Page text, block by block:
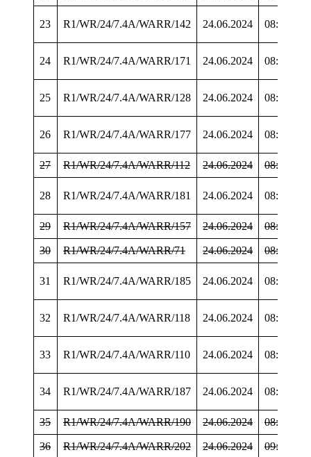
23 R1/WR/24/7.4A/WARR/142 24.06.2024 08:34:52
24 R1/WR/24/7.4A/WARR/171 24.06.2024 08:34:56
25 R1/WR/24/7.4A/WARR/128 24.06.2024 08:35:34
26 R1/WR/24/7.4A/WARR/177 24.06.2024 08:36:08
27 R1/WR/24/7.4A/WARR/112 24.06.2024 08:36:51
28 R1/WR/24/7.4A/WARR/181 24.06.2024 08:43:10
29 R1/WR/24/7.4A/WARR/157 24.06.2024 08:52:57
30 R1/WR/24/7.4A/WARR/71 24.06.2024 08:53:38
31 R1/WR/24/7.4A/WARR/185 24.06.2024 08:53:46
32 R1/WR/24/7.4A/WARR/118 24.06.2024 08:54:10
33 R1/WR/24/7.4A/WARR/110 24.06.2024 08:54:35
34 R1/WR/24/7.4A/WARR/187 24.06.2024 08:54:41
35 R1/WR/24/7.4A/WARR/190 24.06.2024 08:59:15
36 R1/WR/24/7.4A/WARR/202 24.06.2024 09:46:14